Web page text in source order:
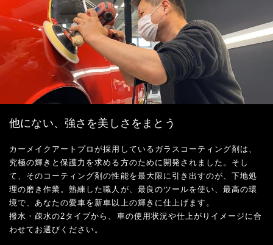
他にない、強さを美しさをまとう
カーメイクアートプロが採用しているガラスコーティング剤は、
究極の輝きと保護力を求める方のために開発されました。そし
て、そのコーティング剤の性能を最大限に引き出すのが、下地処
理の磨き作業。熟練した職人が、最良のツールを使い、最高の環
境で、あなたの愛車を新車以上の輝きに仕上げます。
撥水・疎水の2タイプから、車の使用状況や仕上がりイメージに合
わせてお選びください。